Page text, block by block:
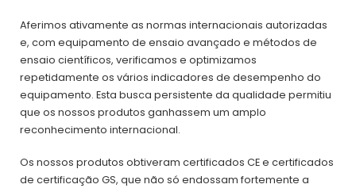
Aferimos ativamente as normas internacionais autorizadas
e, com equipamento de ensaio avançado e métodos de
ensaio científicos, verificamos e optimizamos
repetidamente os vários indicadores de desempenho do
equipamento. Esta busca persistente da qualidade permitiu
que os nossos produtos ganhassem um amplo
reconhecimento internacional.
Os nossos produtos obtiveram certificados CE e certificados
de certificação GS, que não só endossam fortemente a